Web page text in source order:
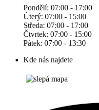
Pondělí: 07:00 - 17:00
Úterý: 07:00 - 15:00
Středa: 07:00 - 17:00
Čtvrtek: 07:00 - 15:00
Pátek: 07:00 - 13:30
Kde nás najdete